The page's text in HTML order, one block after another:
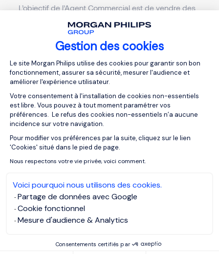
Gestion des cookies
Plateforme de Gestion du
Le site Morgan Philips utilise des cookies pour garantir son bon
fonctionnement, assurer sa sécurité, mesurer l'audience et
améliorer l'expérience utilisateur.
Votre consentement à l'installation de cookies non-essentiels
est libre. Vous pouvez à tout moment paramétrer vos
préférences. Le refus des cookies non-essentiels n’a aucune
incidence sur votre navigation.
Pour modifier vos préférences par la suite, cliquez sur le lien
'Cookies' situé dans le pied de page.
Nous respectons votre vie privée, voici comment.
Voici pourquoi nous utilisons des cookies.
Partage de données avec Google
Cookie fonctionnel
Mesure d'audience & Analytics
Consentements certifiés par
Axeptio consent
L’objectif de l’Agent Commercial est de vendre des
fidéliser les clients de son entreprise
différentes techniques de communication efficaces
Compétences
Connaissance technique
connaît toutes les informations pertinentes sur
répondre correctement aux questions